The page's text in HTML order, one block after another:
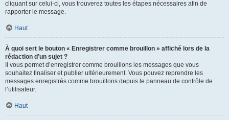
cliquant sur celui-ci, vous trouverez toutes les étapes nécessaires afin de
rapporter le message.
Haut
À quoi sert le bouton « Enregistrer comme brouillon » affiché lors de la
rédaction d’un sujet ?
Il vous permet d’enregistrer comme brouillons les messages que vous
souhaitez finaliser et publier ultérieurement. Vous pouvez reprendre les
messages enregistrés comme brouillons depuis le panneau de contrôle de
l’utilisateur.
Haut